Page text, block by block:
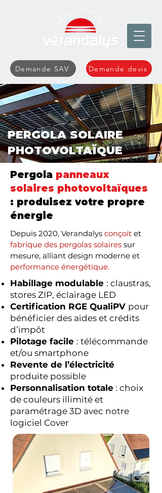
Demande SAV Demande devis
PERGOLA SOLAIRE
PHOTOVOLTAÏQUE
Pergola panneaux
solaires photovoltaïques
: produisez votre propre
énergie
Depuis 2020, Verandalys conçoit et
fabrique des pergolas solaires sur
mesure, alliant design moderne et
performance énergétique.
Habillage modulable : claustras,
stores ZIP, éclairage LED
Certification RGE QualiPV pour
bénéficier des aides et crédits
d’impôt
Pilotage facile : télécommande
et/ou smartphone
Revente de l’électricité
produite possible
Personnalisation totale : choix
de couleurs illimité et
paramétrage 3D avec notre
logiciel Cover